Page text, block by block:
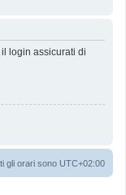
login assicurati di
gli orari sono UTC+02:00